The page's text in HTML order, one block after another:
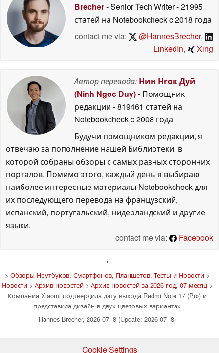
Brecher- Senior Tech Writer- 21995
статей на Notebookcheckc 2018 года
contact me via:
@HannesBrecher,
LinkedIn, Xing
Автор перевода: Нин Нгок Дуй
(Ninh Ngoc Duy)- Помощник
редакции - 819461 статей на
Notebookcheckc 2008 года
Будучи помощником редакции, я
отвечаю за пополнение нашей Библиотеки, в
которой собраны обзоры с самых разных сторонних
порталов. Помимо этого, каждый день я выбираю
наиболее интересные материалы Notebookcheck для
их последующего перевода на французский,
испанский, португальский, нидерландский и другие
языки.
contact me via:
Facebook
'
> Обзоры Ноутбуков, Смартфонов, Планшетов. Тесты и Новости>
Новости> Архив новостей> Архив новостей за 2026 год, 07 месяц >
Компания Xiaomi подтвердила дату выхода Redmi Note 17 (Pro) и
представила дизайн в двух цветовых вариантах
Hannes Brecher, 2026-07- 8 (Update: 2026-07- 8)
Cookie Settings